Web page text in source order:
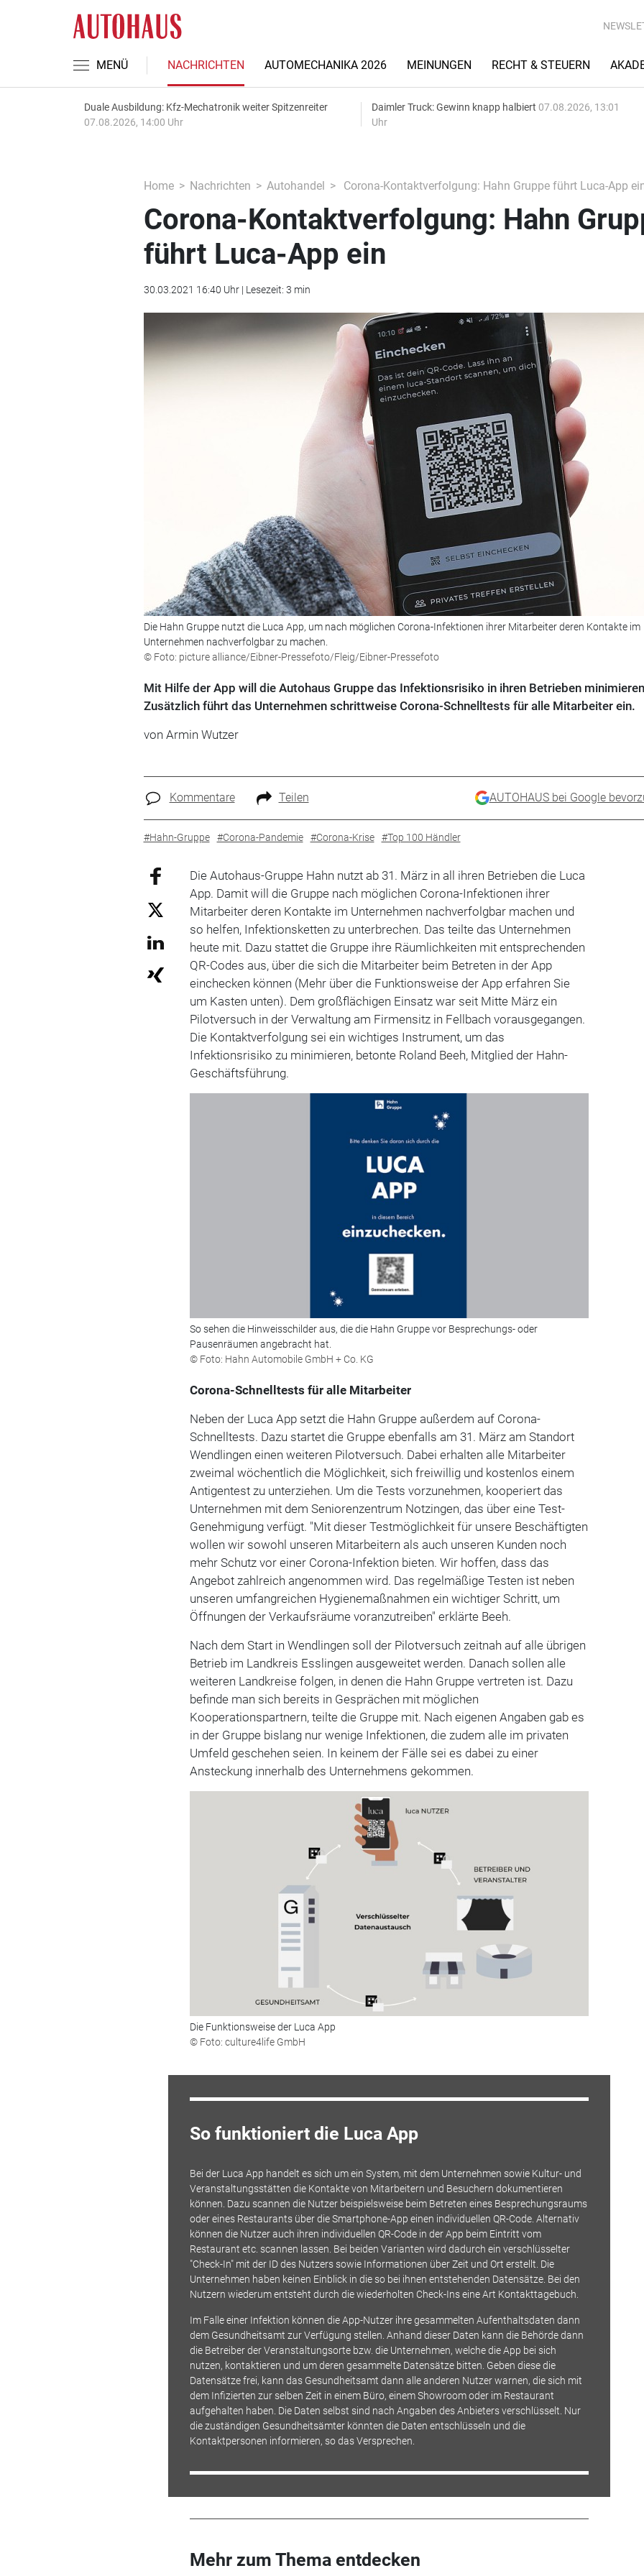
MENÜ NACHRICHTEN AUTOMECHANIKA 2026 MEINUNGEN RECHT & STEUERN
Duale Ausbildung: Kfz-Mechatronik weiter Spitzenreiter
07.08.2026, 14:00 Uhr
Daimler Truck: Gewinn knapp halbiert 07.08.2026, 13:01
Uhr
Home Nachrichten Autohandel Corona-Kontaktverfolgung: Hahn Gruppe führt Luca-App
Corona-Kontaktverfolgung: Hahn
führt Luca-App ein
30.03.2021 16:40 Uhr | Lesezeit: 3 min
Die Hahn Gruppe nutzt die Luca App, um nach möglichen Corona-Infektionen ihrer Mitarbeiter deren Kontakte im
Unternehmen nachverfolgbar zu machen.
© Foto: picture alliance/Eibner-Pressefoto/Fleig/Eibner-Pressefoto
Mit Hilfe der App will die Autohaus Gruppe das Infektionsrisiko in ihren Betrieben
Zusätzlich führt das Unternehmen schrittweise Corona-Schnelltests für alle Mitarbeiter ein.
von Armin Wutzer
Kommentare Teilen AUTOHAUS bei Google
#Hahn-Gruppe #Corona-Pandemie #Corona-Krise #Top 100 Händler
Die Autohaus-Gruppe Hahn nutzt ab 31. März in all ihren Betrieben die Luca
App. Damit will die Gruppe nach möglichen Corona-Infektionen ihrer
Mitarbeiter deren Kontakte im Unternehmen nachverfolgbar machen und
so helfen, Infektionsketten zu unterbrechen. Das teilte das Unternehmen
heute mit. Dazu stattet die Gruppe ihre Räumlichkeiten mit entsprechenden
QR-Codes aus, über die sich die Mitarbeiter beim Betreten in der App
einchecken können (Mehr über die Funktionsweise der App erfahren Sie
um Kasten unten). Dem großflächigen Einsatz war seit Mitte März ein
Pilotversuch in der Verwaltung am Firmensitz in Fellbach vorausgegangen.
Die Kontaktverfolgung sei ein wichtiges Instrument, um das
Infektionsrisiko zu minimieren, betonte Roland Beeh, Mitglied der Hahn-
Geschäftsführung.
So sehen die Hinweisschilder aus, die die Hahn Gruppe vor Besprechungs- oder
Pausenräumen angebracht hat.
© Foto: Hahn Automobile GmbH + Co. KG
Corona-Schnelltests für alle Mitarbeiter
Neben der Luca App setzt die Hahn Gruppe außerdem auf Corona-
Schnelltests. Dazu startet die Gruppe ebenfalls am 31. März am Standort
Wendlingen einen weiteren Pilotversuch. Dabei erhalten alle Mitarbeiter
zweimal wöchentlich die Möglichkeit, sich freiwillig und kostenlos einem
Antigentest zu unterziehen. Um die Tests vorzunehmen, kooperiert das
Unternehmen mit dem Seniorenzentrum Notzingen, das über eine Test-
Genehmigung verfügt. "Mit dieser Testmöglichkeit für unsere Beschäftigten
wollen wir sowohl unseren Mitarbeitern als auch unseren Kunden noch
mehr Schutz vor einer Corona-Infektion bieten. Wir hoffen, dass das
Angebot zahlreich angenommen wird. Das regelmäßige Testen ist neben
unseren umfangreichen Hygienemaßnahmen ein wichtiger Schritt, um
Öffnungen der Verkaufsräume voranzutreiben" erklärte Beeh.
Nach dem Start in Wendlingen soll der Pilotversuch zeitnah auf alle übrigen
Betrieb im Landkreis Esslingen ausgeweitet werden. Danach sollen alle
weiteren Landkreise folgen, in denen die Hahn Gruppe vertreten ist. Dazu
befinde man sich bereits in Gesprächen mit möglichen
Kooperationspartnern, teilte die Gruppe mit. Nach eigenen Angaben gab es
in der Gruppe bislang nur wenige Infektionen, die zudem alle im privaten
Umfeld geschehen seien. In keinem der Fälle sei es dabei zu einer
Ansteckung innerhalb des Unternehmens gekommen.
Die Funktionsweise der Luca App
© Foto: culture4life GmbH
So funktioniert die Luca App
Bei der Luca App handelt es sich um ein System, mit dem Unternehmen sowie Kultur- und
Veranstaltungsstätten die Kontakte von Mitarbeitern und Besuchern dokumentieren
können. Dazu scannen die Nutzer beispielsweise beim Betreten eines Besprechungsraums
oder eines Restaurants über die Smartphone-App einen individuellen QR-Code. Alternativ
können die Nutzer auch ihren individuellen QR-Code in der App beim Eintritt vom
Restaurant etc. scannen lassen. Bei beiden Varianten wird dadurch ein verschlüsselter
"Check-In" mit der ID des Nutzers sowie Informationen über Zeit und Ort erstellt. Die
Unternehmen haben keinen Einblick in die so bei ihnen entstehenden Datensätze. Bei den
Nutzern wiederum entsteht durch die wiederholten Check-Ins eine Art Kontakttagebuch.
Im Falle einer Infektion können die App-Nutzer ihre gesammelten Aufenthaltsdaten dann
dem Gesundheitsamt zur Verfügung stellen. Anhand dieser Daten kann die Behörde dann
die Betreiber der Veranstaltungsorte bzw. die Unternehmen, welche die App bei sich
nutzen, kontaktieren und um deren gesammelte Datensätze bitten. Geben diese die
Datensätze frei, kann das Gesundheitsamt dann alle anderen Nutzer warnen, die sich mit
dem Infizierten zur selben Zeit in einem Büro, einem Showroom oder im Restaurant
aufgehalten haben. Die Daten selbst sind nach Angaben des Anbieters verschlüsselt. Nur
die zuständigen Gesundheitsämter könnten die Daten entschlüsseln und die
Kontaktpersonen informieren, so das Versprechen.
Mehr zum Thema entdecken